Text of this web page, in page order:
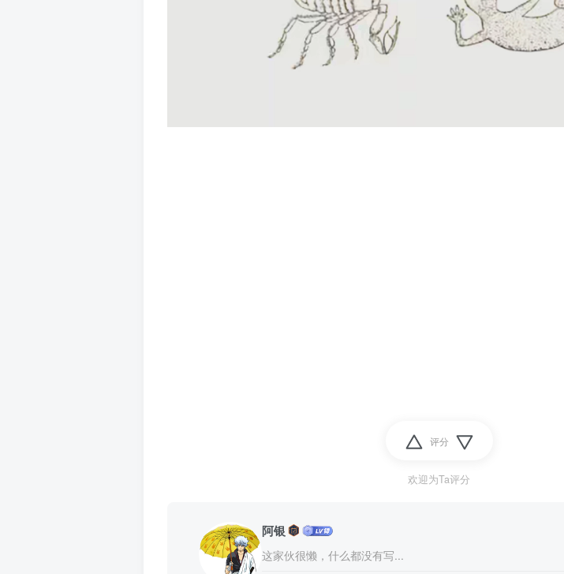
评分
欢迎为Ta评分
阿银
这家伙很懒，什么都没有写...